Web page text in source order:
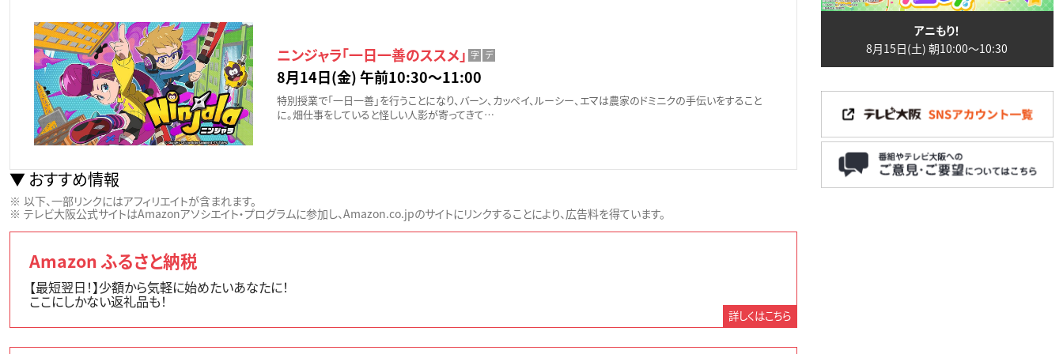
ニンジャラ「一日一善のススメ」 字 デ
8月14日(金) 午前10:30〜11:00
特別授業で「一日一善」を行うことになり、バーン、カッペイ、ルーシー、エマは農家のドミニクの手伝いをすること
に。畑仕事をしていると怪しい人影が寄ってきて…
おすすめ情報
以下、一部リンクにはアフィリエイトが含まれます。
テレビ大阪公式サイトはAmazonアソシエイト・プログラムに参加し、Amazon.co.jpのサイトにリンクすることにより、広告料を得ています。
Amazon ふるさと納税
【最短翌日！】少額から気軽に始めたいあなたに！
ここにしかない返礼品も！
詳しくはこちら
アニもり！
8月15日(土) 朝10:00〜10:30